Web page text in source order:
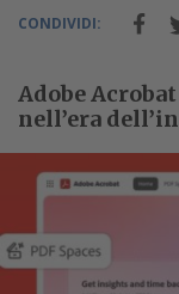
CONDIVIDI:
Adobe
nell’era